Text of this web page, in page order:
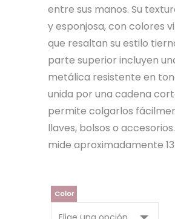
entre sus manos. Su
y esponjosa, con colores
que resaltan su estilo
parte superior incluyen
metálica resistente en
unida por una cadena
permite colgarlos
llaves, bolsos o
mide aproximadamente
Color